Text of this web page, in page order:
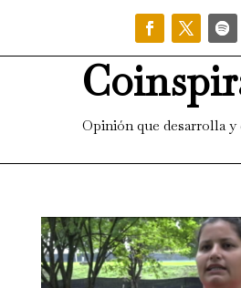
Opinión que desarrolla y